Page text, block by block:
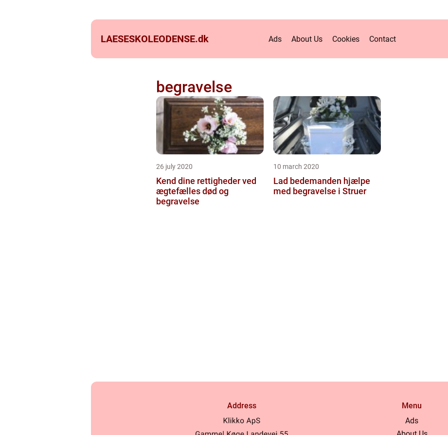
LAESESKOLEODENSE.dk Ads About Us Cookies Contact
begravelse
26 july 2020
Kend dine rettigheder ved
ægtefælles død og
begravelse
10 march 2020
Lad bedemanden hjælpe
med begravelse i Struer
Address
Menu
Ads